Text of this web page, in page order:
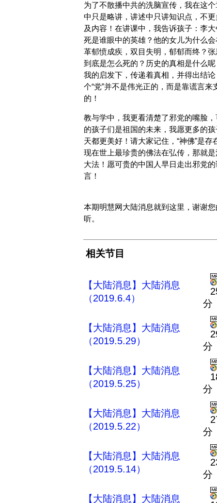
为了不散播中共的洗脑宣传，我在这个
中只是略讲，讲述中只讲知识点，不更
及内容！在讲课中，我告诉孩子：李
死是谁眼中的英雄？他的女儿为什么会
革郁愤成疾，双目失明，郁郁而终？张
到底是怎么死的？历史的真相是什么呢
我的启发下，传递着真相，并得出结论
个“党”并不是伟光正的，而是靠谎言来
的！
教与学中，我更看清楚了邪党的嘴脸，
的孩子们是祖国的未来，我愿更多的孩
天都更美好！请大家记住，“神佛”是存
现在世上最珍贵的佛法在弘传，那就是
大法！愿可贵的中国人早日走出邪党的
言！
本期明慧网大陆消息就到这里，谢谢您
听。
相关节目
【大陆消息】大陆消息
（2019.6.4）
分
【大陆消息】大陆消息
（2019.5.29）
分
【大陆消息】大陆消息
（2019.5.25）
分
【大陆消息】大陆消息
（2019.5.22）
分
【大陆消息】大陆消息
（2019.5.14）
分
【大陆消息】大陆消息